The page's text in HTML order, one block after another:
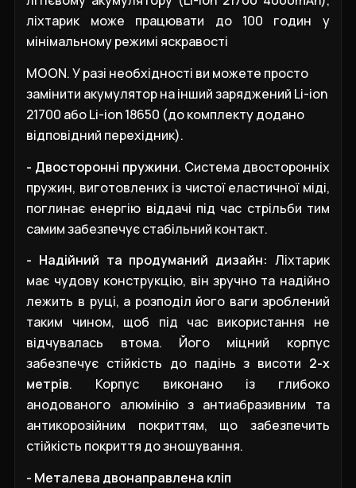
ліхтарик може працювати до 100 годин у
мінімальному режимі яскравості
MOON. У разі необхідності ви можете просто
замінити акумулятор на інший заряджений Li-ion
21700 або Li-ion 18650 (до комплекту додано
відповідний перехідник).
- Двосторонні пружини. Система двосторонніх
пружин, виготовлених із чистої еластичної міді,
поглинає енергію віддачі під час стрільби тим
самим забезпечує стабільний контакт.
- Надійний та продуманий дизайн: Ліхтарик
має чудову конструкцію, він зручно та надійно
лежить в руці, а розподіл його ваги зроблений
таким чином, щоб під час використання не
відчувалась втома. Його міцний корпус
забезпечує стійкість до падінь з висоти 2-х
метрів. Корпус виконано із глибоко
анодованого алюмінію з антиабразивним та
антикорозійним покриттям, що забезпечить
стійкість покриття до зношування.
- Металева двонаправлена кліп